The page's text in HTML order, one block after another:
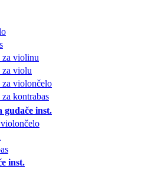
za violinu
za violu
za violončelo
kontrabas
gudače inst.
inst.